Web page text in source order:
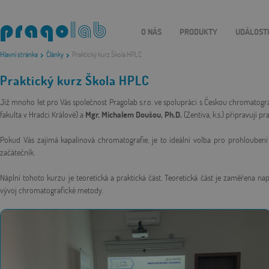
Hlavní stránka Články Praktický kurz Škola HPLC
O NÁS PRODUKTY UDÁLOSTI
Praktický kurz Škola HPLC
Již mnoho let pro Vás společnost Pragolab s.r.o. ve spolupráci s Českou
fakulta v Hradci Králové) a Mgr. Michalem Doušou, Ph.D. (Zentiva, k.s.) připravují
Pokud Vás zajímá kapalinová chromatografie, je to ideální volba pro
začátečník.
Náplní tohoto kurzu je teoretická a praktická část. Teoretická část je zaměřena
vývoj chromatografické metody.